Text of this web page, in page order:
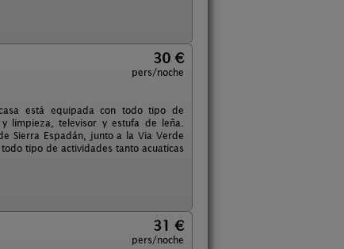
30 €
pers/noche
está equipada con todo tipo de
limpieza, televisor y estufa de leña.
Sierra Espadán, junto a la Via Verde
tipo de actividades tanto acuaticas
31 €
pers/noche